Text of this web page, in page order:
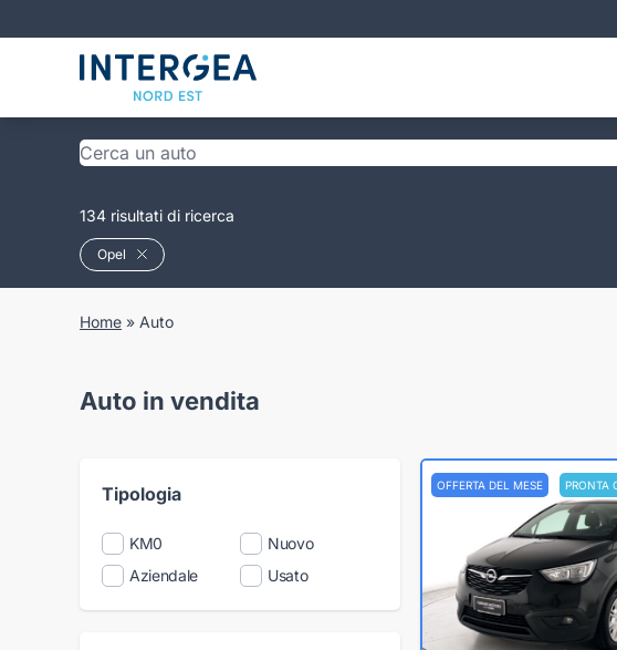
134 risultati di ricerca
Opel
Home » Auto
Auto in vendita
Tipologia
KM0
Nuovo
Aziendale
Usato
OFFERTA DEL MESE PRONTA